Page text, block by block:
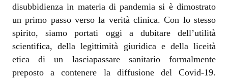
disubbidienza in materia di pandemia si è dimostrato
un primo passo verso la verità clinica. Con lo stesso
spirito, siamo portati oggi a dubitare dell’utilità
scientifica, della legittimità giuridica e della liceità
etica di un lasciapassare sanitario formalmente
preposto a contenere la diffusione del Covid-19.